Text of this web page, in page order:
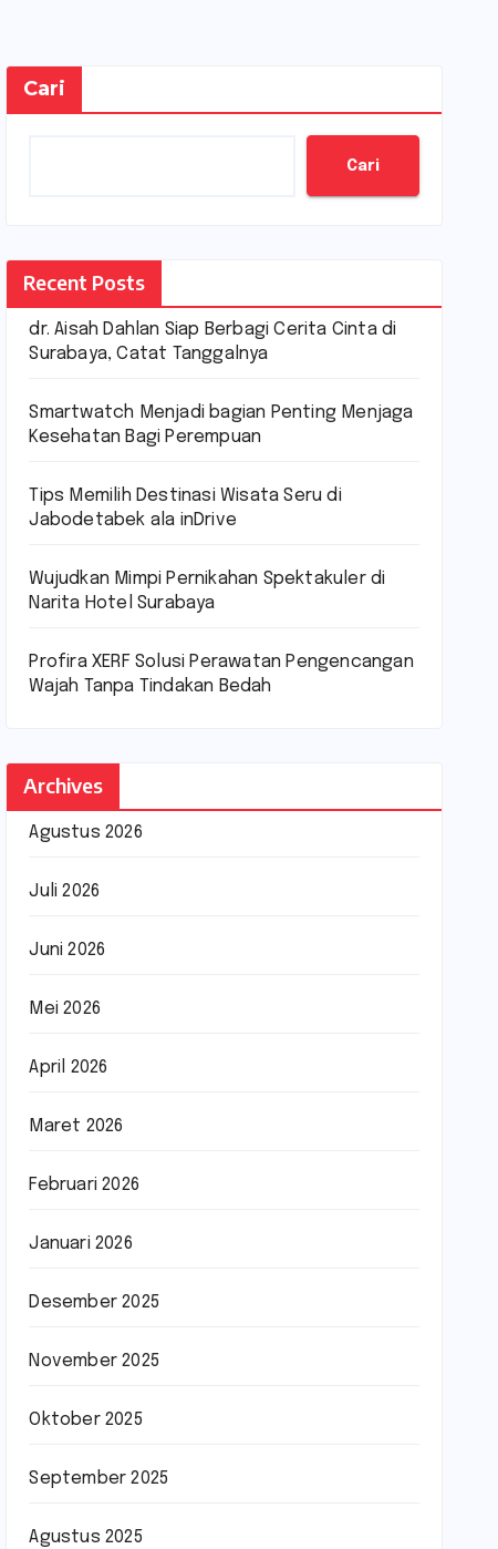
Cari
Cari
Recent Posts
dr. Aisah Dahlan Siap Berbagi Cerita Cinta di
Surabaya, Catat Tanggalnya
Smartwatch Menjadi bagian Penting Menjaga
Kesehatan Bagi Perempuan
Tips Memilih Destinasi Wisata Seru di
Jabodetabek ala inDrive
Wujudkan Mimpi Pernikahan Spektakuler di
Narita Hotel Surabaya
Profira XERF Solusi Perawatan Pengencangan
Wajah Tanpa Tindakan Bedah
Archives
Agustus 2026
Juli 2026
Juni 2026
Mei 2026
April 2026
Maret 2026
Februari 2026
Januari 2026
Desember 2025
November 2025
Oktober 2025
September 2025
Agustus 2025